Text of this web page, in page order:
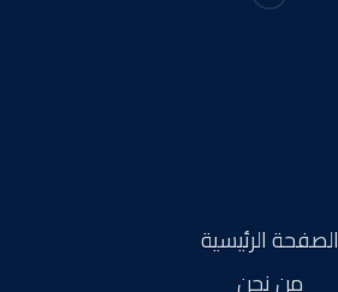
الصفحة الرئيسية
من نحن